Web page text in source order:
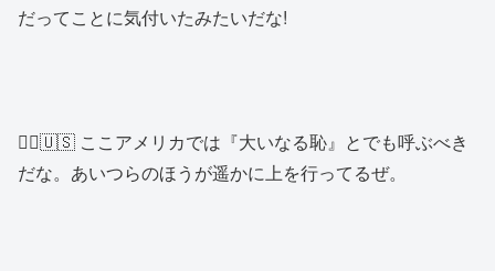
だってことに気付いたみたいだな!
👱‍♂️🇺🇸 ここアメリカでは『大いなる恥』とでも呼ぶべき
だな。あいつらのほうが遥かに上を行ってるぜ。